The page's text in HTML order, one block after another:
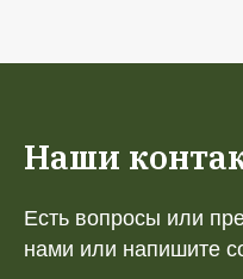
Наши
Есть вопросы или
нами или напишите